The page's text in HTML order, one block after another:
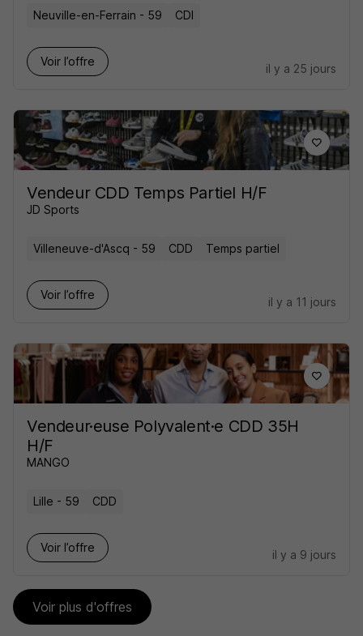
Neuville-en-Ferrain - 59 CDI
Voir l’offre
il y a 25 jours
Vendeur CDD Temps Partiel H/F
JD Sports
Villeneuve-d'Ascq - 59 CDD Temps partiel
Voir l’offre
il y a 11 jours
Vendeur·euse Polyvalent·e CDD 35H
H/F
MANGO
Lille - 59 CDD
Voir l’offre
il y a 9 jours
Voir plus d'offres